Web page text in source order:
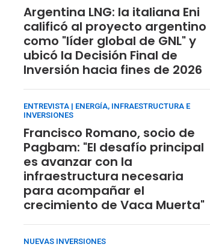
Argentina LNG: la italiana Eni
calificó al proyecto argentino
como "líder global de GNL" y
ubicó la Decisión Final de
Inversión hacia fines de 2026
ENTREVISTA | ENERGÍA, INFRAESTRUCTURA E
INVERSIONES
Francisco Romano, socio de
Pagbam: "El desafío principal
es avanzar con la
infraestructura necesaria
para acompañar el
crecimiento de Vaca Muerta"
NUEVAS INVERSIONES